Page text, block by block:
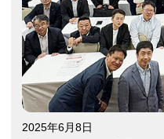
2025年6月8日